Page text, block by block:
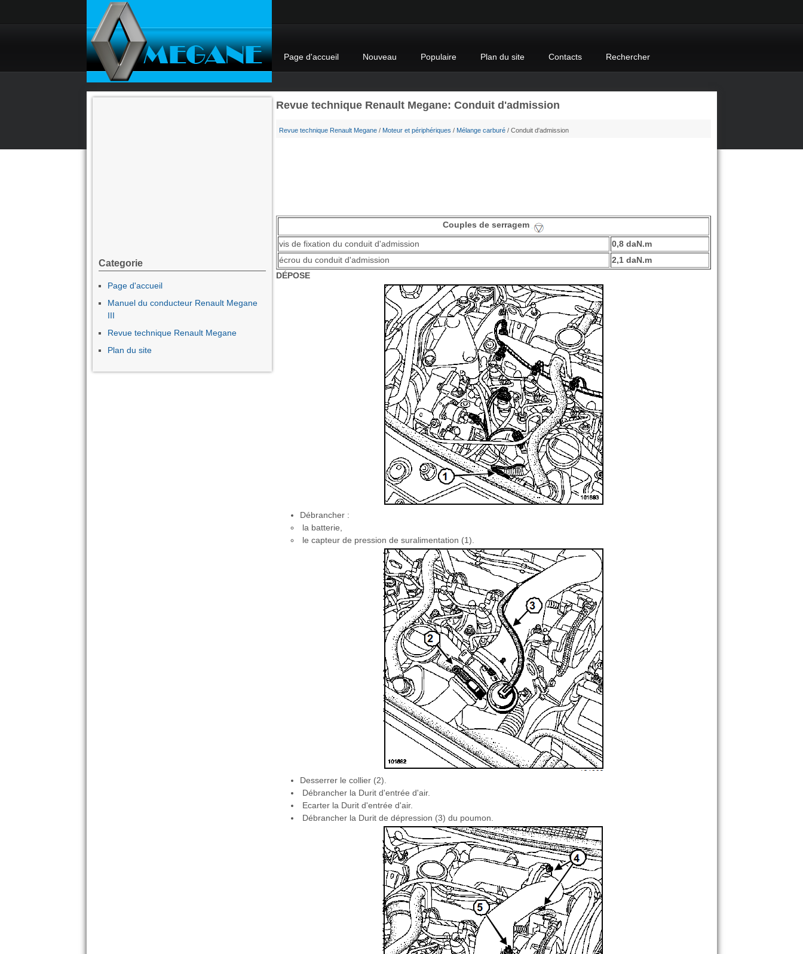
Page d'accueil Nouveau Populaire Plan du site Contacts Rechercher
Revue technique Renault Megane: Conduit d'admission
Revue technique Renault Megane/ Moteur et périphériques / Mélange carburé/ Conduit d'admission
Couples de serragem
vis de fixation du conduit d'admission
0,8 daN.m
écrou du conduit d'admission
2,1 daN.m
DÉPOSE
Débrancher :
la batterie,
le capteur de pression de suralimentation (1).
Desserrer le collier (2).
Débrancher la Durit d'entrée d'air.
Ecarter la Durit d'entrée d'air.
Débrancher la Durit de dépression (3) du poumon.
Categorie
Page d'accueil
Manuel du conducteur Renault Megane
III
Revue technique Renault Megane
Plan du site